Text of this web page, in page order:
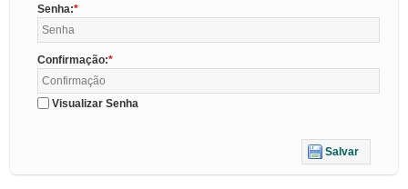
Senha:
Confirmação:
Visualizar Senha
Salvar